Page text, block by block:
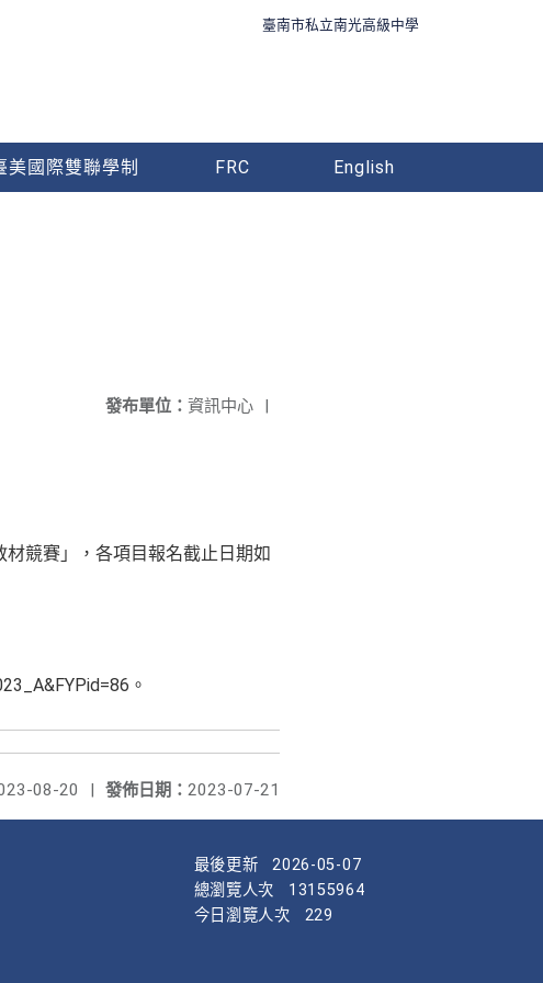
臺南市私立南光高級中學
美國際雙聯學制 FRC English
發布單位： 資訊中心 |
競賽」，各項目報名截止日期如
。
發佈日期： 2023-07-21
08-20 |
最後更新
2026-05-07
總瀏覽人次
13155964
今日瀏覽人次
229